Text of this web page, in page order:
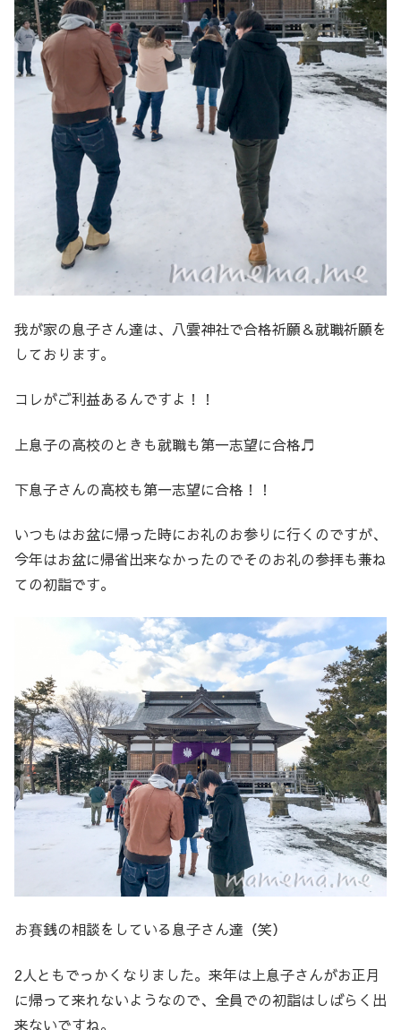
我が家の息子さん達は、八雲神社で合格祈願＆就職祈願を
しております。
コレがご利益あるんですよ！！
上息子の高校のときも就職も第一志望に合格♬
下息子さんの高校も第一志望に合格！！
いつもはお盆に帰った時にお礼のお参りに行くのですが、
今年はお盆に帰省出来なかったのでそのお礼の参拝も兼ね
ての初詣です。
お賽銭の相談をしている息子さん達（笑）
2人ともでっかくなりました。来年は上息子さんがお正月
に帰って来れないようなので、全員での初詣はしばらく出
来ないですね。